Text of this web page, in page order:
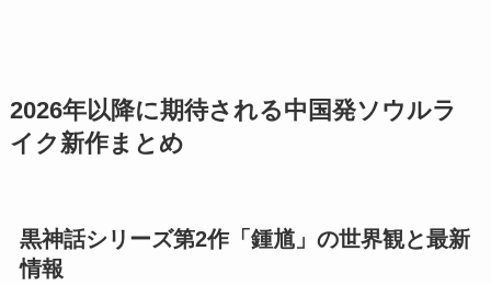
2026年以降に期待される中国発ソウルラ
イク新作まとめ
黒神話シリーズ第2作「鍾馗」の世界観と最新
情報